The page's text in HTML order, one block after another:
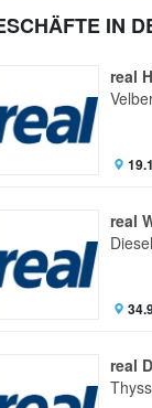
IN
real
real
real